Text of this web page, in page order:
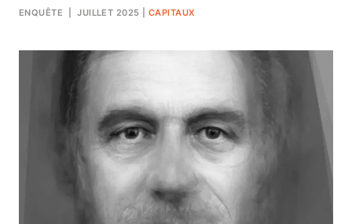
ENQUÊTE | JUILLET 2025 CAPITAUX